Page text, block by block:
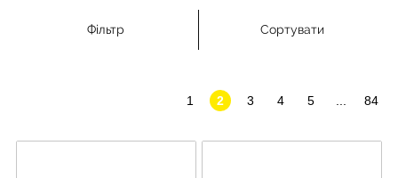
Фільтр Сортувати
1 2 3 4 5 84